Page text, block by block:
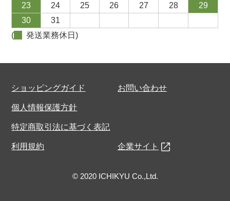
23
24 25 26 27 28
29
30
31
(
発送業務休日)
ショッピングガイド お問い合わせ
個人情報保護方針
特定商取引法に基づく表記
利用規約 企業サイト
© 2020 ICHIKYU Co.,Ltd.